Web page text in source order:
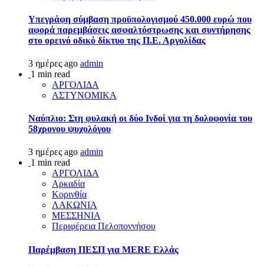
Υπεγράφη σύμβαση προϋπολογισμού 450.000 ευρώ που
αφορά παρεμβάσεις ασφαλτόστρωσης και συντήρησης
στο ορεινό οδικό δίκτυο της Π.Ε. Αργολίδας
3 ημέρες ago admin
1 min read
ΑΡΓΟΛΙΔΑ
ΑΣΤΥΝΟΜΙΚΑ
Ναύπλιο: Στη φυλακή οι δύο Ινδοί για τη δολοφονία του
58χρονου ψυχολόγου
3 ημέρες ago admin
1 min read
ΑΡΓΟΛΙΔΑ
Αρκαδία
Κορινθία
ΛΑΚΩΝΙΑ
ΜΕΣΣΗΝΙΑ
Περιφέρεια Πελοποννήσου
Παρέμβαση ΠΕΣΠ για MERE Ελλάς